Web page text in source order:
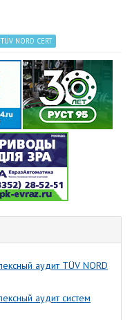
TÜV NORD CERT
аудит TÜV NORD
аудит систем